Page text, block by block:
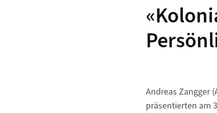
Andreas Zangger
präsentierten am